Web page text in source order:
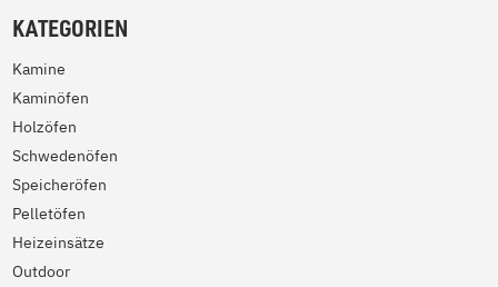
KATEGORIEN
Kamine
Kaminöfen
Holzöfen
Schwedenöfen
Speicheröfen
Pelletöfen
Heizeinsätze
Outdoor